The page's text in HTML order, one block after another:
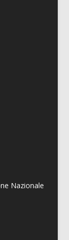
Nazionale